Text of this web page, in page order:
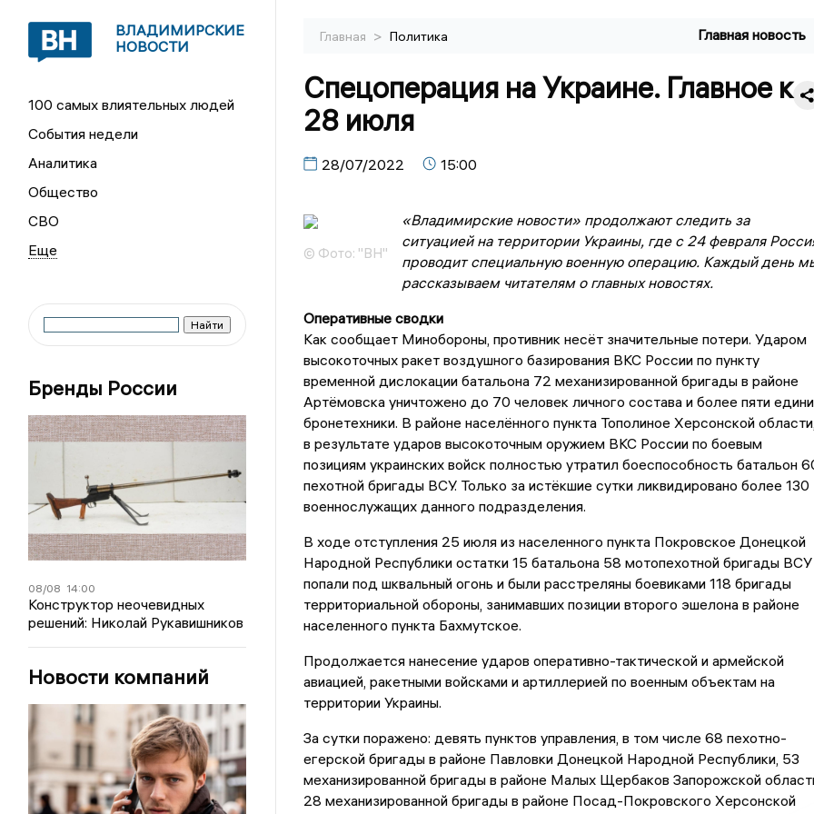
ВЛАДИМИРСКИЕ
НОВОСТИ
100 самых влиятельных людей
События недели
Аналитика
Общество
СВО
Бренды России
08/08 14:00
Конструктор неочевидных
решений: Николай Рукавишников
Новости компаний
Главная > Политика Главная новость
Спецоперация на Украине. Главное к
28 июля
28/07/2022 15:00
© Фото: "ВН"
«Владимирские новости» продолжают следить за
ситуацией на территории Украины, где с 24 февраля
проводит специальную военную операцию. Каждый день
рассказываем читателям о главных новостях.
Оперативные сводки
Как сообщает Минобороны, противник несёт значительные потери. Ударом
высокоточных ракет воздушного базирования ВКС России по пункту
временной дислокации батальона 72 механизированной бригады в районе
Артёмовска уничтожено до 70 человек личного состава и более пяти
бронетехники. В районе населённого пункта Тополиное Херсонской
в результате ударов высокоточным оружием ВКС России по боевым
позициям украинских войск полностью утратил боеспособность батальон
пехотной бригады ВСУ. Только за истёкшие сутки ликвидировано более 130
военнослужащих данного подразделения.
В ходе отступления 25 июля из населенного пункта Покровское Донецкой
Народной Республики остатки 15 батальона 58 мотопехотной бригады ВСУ
попали под шквальный огонь и были расстреляны боевиками 118 бригады
территориальной обороны, занимавших позиции второго эшелона в районе
населенного пункта Бахмутское.
Продолжается нанесение ударов оперативно-тактической и армейской
авиацией, ракетными войсками и артиллерией по военным объектам на
территории Украины.
За сутки поражено: девять пунктов управления, в том числе 68 пехотно-
егерской бригады в районе Павловки Донецкой Народной Республики, 53
механизированной бригады в районе Малых Щербаков Запорожской
28 механизированной бригады в районе Посад-Покровского Херсонской